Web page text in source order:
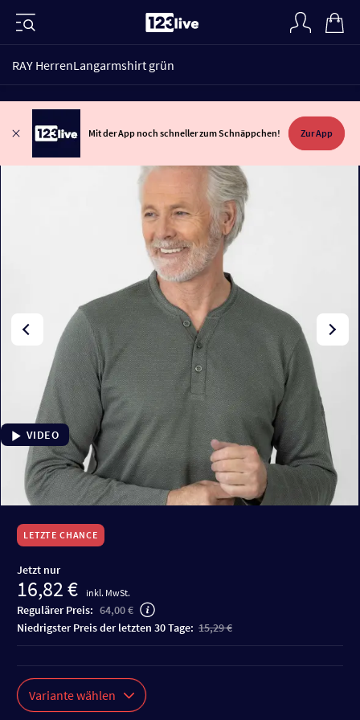
RAY HerrenLangarmshirt grün
Mit der App noch schneller zum Schnäppchen! Zur App
VIDEO
LETZTE CHANCE
Jetzt nur
16,82 € inkl. MwSt.
Regulärer Preis: 64,00 €
niedrigster Preis der letzten 30 Tage: 15,29 €
Variante wählen